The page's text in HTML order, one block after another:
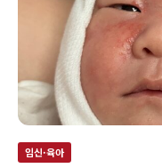
임신·육아